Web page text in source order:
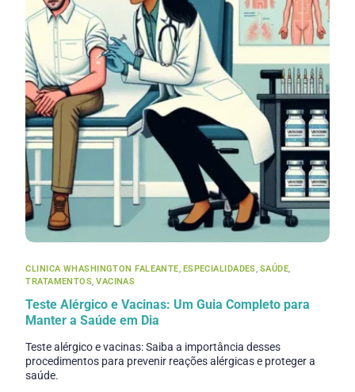
CLINICA WHASHINGTON FALEANTE ESPECIALIDADES SAÚDE
TRATAMENTOS ,VACINAS
Teste Alérgico e Vacinas: Um Guia Completo para
Manter a Saúde em Dia
Teste alérgico e vacinas: Saiba a importância desses
procedimentos para prevenir reações alérgicas e proteger a
saúde.